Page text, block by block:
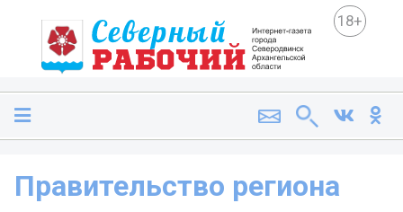
18+
Правительство региона